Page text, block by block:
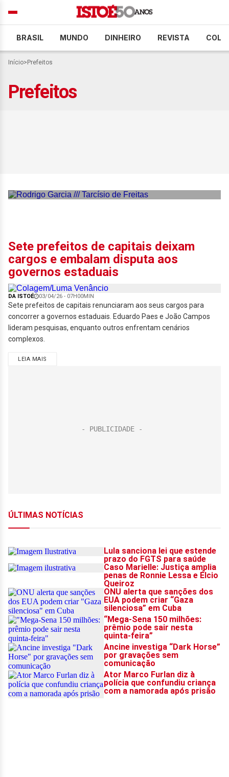
BRASIL MUNDO DINHEIRO REVISTA
Início> Prefeitos
Prefeitos
Sete prefeitos de capitais deixam
cargos e embalam disputa aos
governos estaduais
DA ISTOÉ 03/04/26 - 07H00MIN
Sete prefeitos de capitais renunciaram aos seus cargos para
concorrer a governos estaduais. Eduardo Paes e João Campos
lideram pesquisas, enquanto outros enfrentam cenários
complexos.
LEIA MAIS